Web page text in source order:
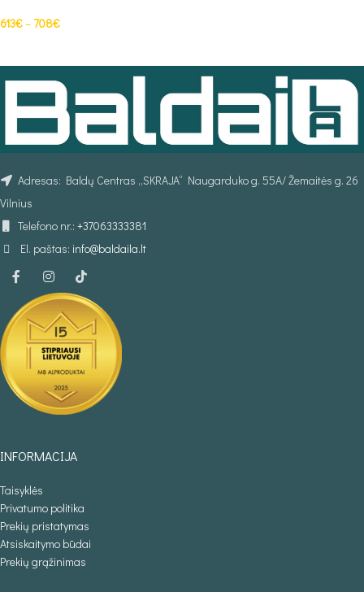
613€– 708€
Adresas: Baldų Centras „SKRAJA“ Naugarduko g. 55A/ Žemaitės g. 26
Vilnius
Telefono nr.: +37063333381
El. paštas: info@baldaila.lt
INFORMACIJA
Taisyklės
Privatumo politika
Prekių pristatymas
Atsiskaitymo būdai
Prekių grąžinimas